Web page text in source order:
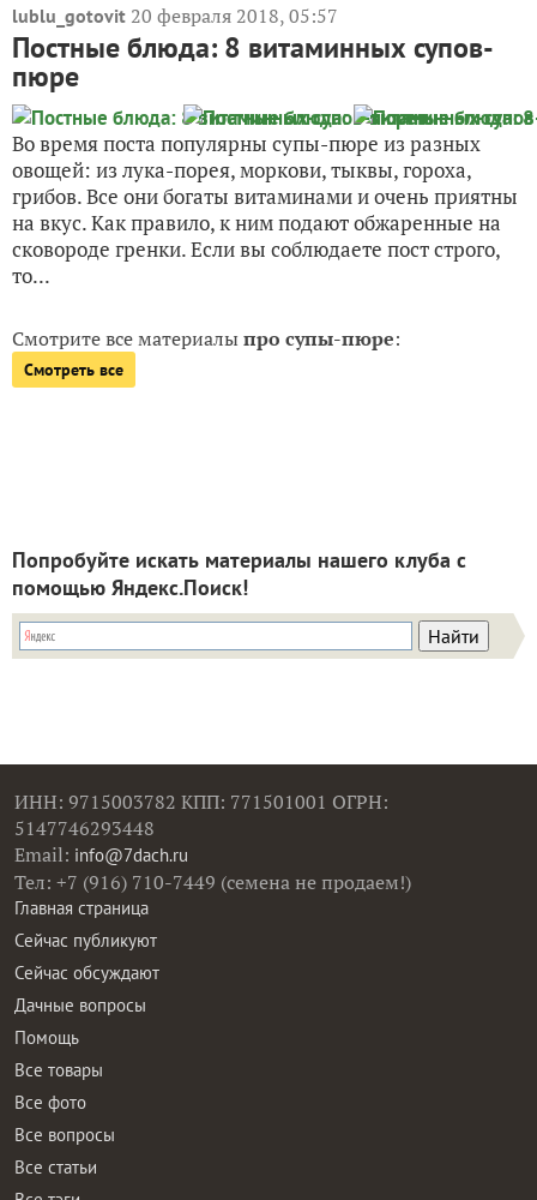
lublu_gotovit 20 февраля 2018, 05:57
Постные блюда: 8 витаминных супов-
пюре
Во время поста популярны супы-пюре из разных
овощей: из лука-порея, моркови, тыквы, гороха,
грибов. Все они богаты витаминами и очень приятны
на вкус. Как правило, к ним подают обжаренные на
сковороде гренки. Если вы соблюдаете пост строго,
то...
Смотрите все материалыпро супы-пюре:
Смотреть все
Попробуйте искать материалы нашего клуба с
помощью Яндекс.Поиск!
ИНН: 9715003782 КПП: 771501001 ОГРН:
5147746293448
Email: info@7dach.ru
Тел: +7 (916) 710-7449 (семена не продаем!)
Главная страница
Сейчас публикуют
Сейчас обсуждают
Дачные вопросы
Помощь
Все товары
Все фото
Все вопросы
Все статьи